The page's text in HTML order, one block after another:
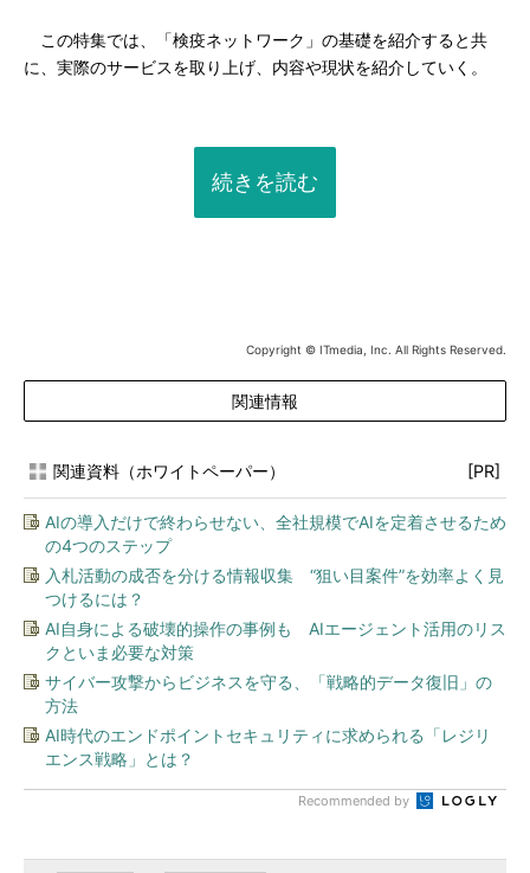
この特集では、「検疫ネットワーク」の基礎を紹介すると共
に、実際のサービスを取り上げ、内容や現状を紹介していく。
続きを読む
Copyright © ITmedia, Inc. All Rights Reserved.
関連情報
関連資料（ホワイトペーパー） [PR]
AIの導入だけで終わらせない、全社規模でAIを定着させるため
の4つのステップ
入札活動の成否を分ける情報収集 “狙い目案件”を効率よく見
つけるには？
AI自身による破壊的操作の事例も AIエージェント活用のリス
クといま必要な対策
サイバー攻撃からビジネスを守る、「戦略的データ復旧」の
方法
AI時代のエンドポイントセキュリティに求められる「レジリ
エンス戦略」とは？
Recommended by